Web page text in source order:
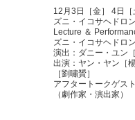
12月3日［金］ 4日［
ズニ・イコサヘドロン
Lecture ＆
ズニ・イコサヘドロ
演出： ダニー・ユン
出演： ヤン・ヤン ［
［劉嘯贇］
アフタートークゲス
（劇作家・演出家）